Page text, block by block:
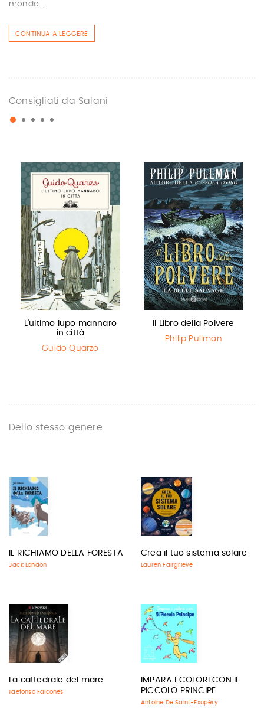
mondo...
CONTINUA A LEGGERE
Consigliati da Salani
L'ultimo lupo mannaro
in città
Guido Quarzo
Il Libro della Polvere
Philip Pullman
Dello stesso genere
IL RICHIAMO DELLA FORESTA
Jack London
Crea il tuo sistema solare
Lauren Fairgrieve
La cattedrale del mare
Ildefonso Falcones
IMPARA I COLORI CON IL
PICCOLO PRINCIPE
Antoine De Saint-Exupéry